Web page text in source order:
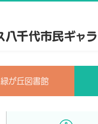
緑が丘図書館